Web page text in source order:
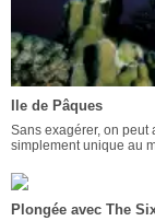
Ile de Pâques
Sans exagérer, on peut
simplement unique au
Plongée avec The